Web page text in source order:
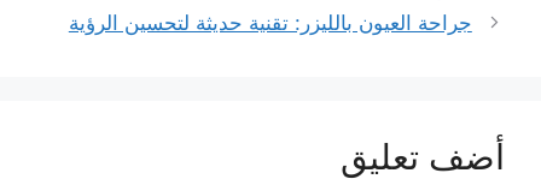
جراحة العيون بالليزر: تقنية حديثة لتحسين الرؤية
أضف تعليق